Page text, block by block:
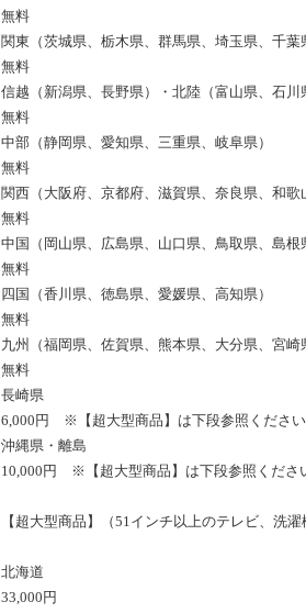
無料
関東（茨城県、栃木県、群馬県、埼玉県、千葉
無料
信越（新潟県、長野県）・北陸（富山県、石川
無料
中部（静岡県、愛知県、三重県、岐阜県）
無料
関西（大阪府、京都府、滋賀県、奈良県、和歌
無料
中国（岡山県、広島県、山口県、鳥取県、島根
無料
四国（香川県、徳島県、愛媛県、高知県）
無料
九州（福岡県、佐賀県、熊本県、大分県、宮崎
無料
長崎県
6,000円 ※【超大型商品】は下段参照ください
沖縄県・離島
10,000円 ※【超大型商品】は下段参照くださ
【超大型商品】（51インチ以上のテレビ、洗
北海道
33,000円